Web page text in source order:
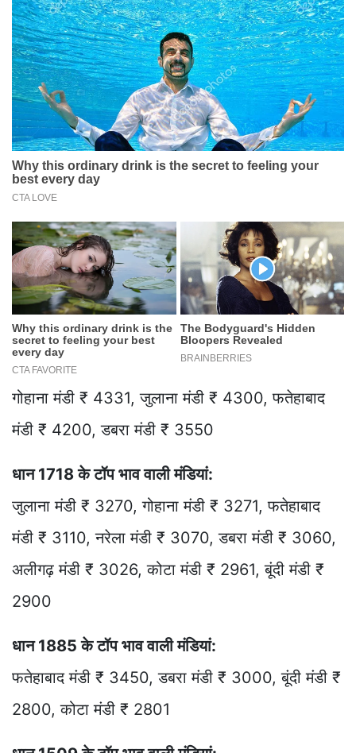
गोहाना मंडी ₹ 4331, जुलाना मंडी ₹ 4300, फतेहाबाद
मंडी ₹ 4200, डबरा मंडी ₹ 3550
धान 1718 के टॉप भाव वाली मंडियां:
जुलाना मंडी ₹ 3270, गोहाना मंडी ₹ 3271, फतेहाबाद
मंडी ₹ 3110, नरेला मंडी ₹ 3070, डबरा मंडी ₹ 3060,
अलीगढ़ मंडी ₹ 3026, कोटा मंडी ₹ 2961, बूंदी मंडी ₹
2900
धान 1885 के टॉप भाव वाली मंडियां:
फतेहाबाद मंडी ₹ 3450, डबरा मंडी ₹ 3000, बूंदी मंडी ₹
2800, कोटा मंडी ₹ 2801